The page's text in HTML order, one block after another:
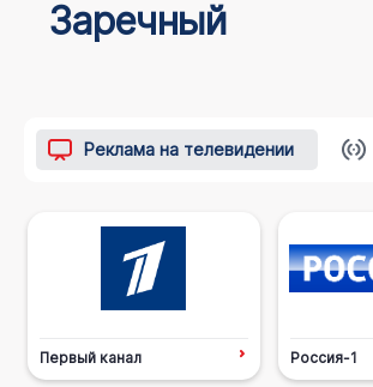
Заречный
Реклама на телевидении
Первый канал Россия-1